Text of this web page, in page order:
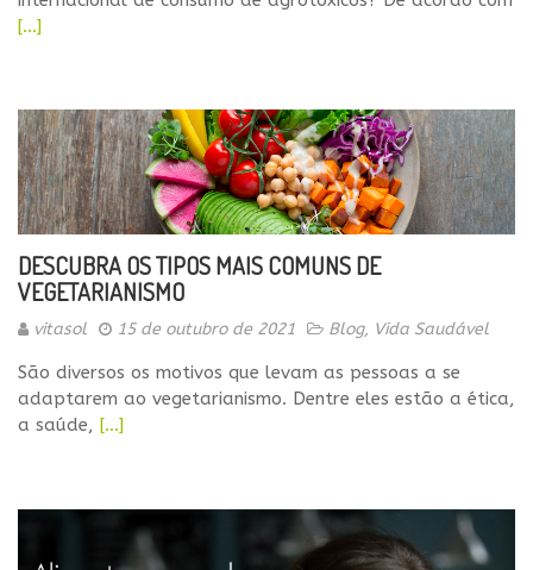
[…]
DESCUBRA OS TIPOS MAIS COMUNS DE
VEGETARIANISMO
vitasol 15 de outubro de 2021 Blog, Vida Saudável
São diversos os motivos que levam as pessoas a se
adaptarem ao vegetarianismo. Dentre eles estão a ética,
a saúde, […]